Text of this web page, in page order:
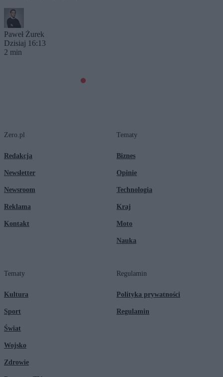
Paweł Żurek
Dzisiaj 16:13
2 min
Zero.pl
Redakcja
Newsletter
Newsroom
Reklama
Kontakt
Tematy
Biznes
Opinie
Technologia
Kraj
Moto
Nauka
Tematy
Kultura
Sport
Świat
Wojsko
Zdrowie
Regulamin
Polityka prywatności
Regulamin